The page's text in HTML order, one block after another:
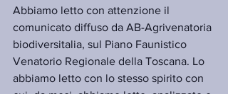
Abbiamo letto con attenzione il
comunicato diffuso da AB-Agrivenatoria
biodiversitalia, sul Piano Faunistico
Venatorio Regionale della Toscana. Lo
abbiamo letto con lo stesso spirito con